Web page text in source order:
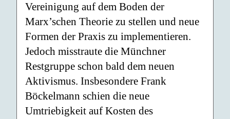
Vereinigung auf dem Boden der
Marx’schen Theorie zu stellen und neue
Formen der Praxis zu implementieren.
Jedoch misstraute die Münchner
Restgruppe schon bald dem neuen
Aktivismus. Insbesondere Frank
Böckelmann schien die neue
Umtriebigkeit auf Kosten des